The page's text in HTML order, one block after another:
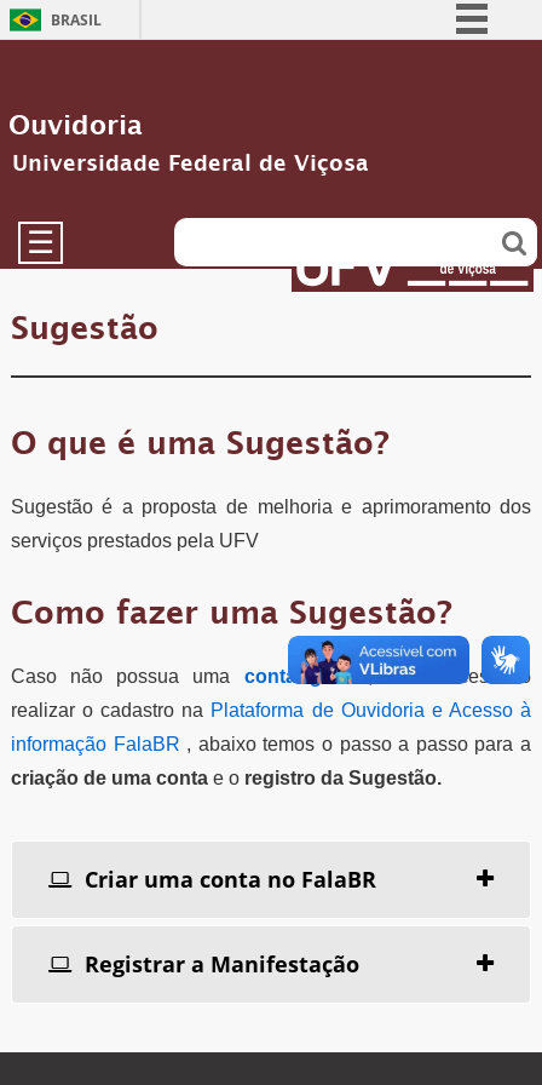
BRASIL
Acesso à informação
Legislação
Ouvidoria
Universidade Federal de Viçosa
☰
Sugestão
O que é uma Sugestão?
Sugestão é a proposta de melhoria e aprimoramento dos
serviços prestados pela UFV
Como fazer uma Sugestão?
Caso não possua uma conta gov.br, será necessário
realizar o cadastro na Plataforma de Ouvidoria e Acesso à
informação FalaBR , abaixo temos o passo a passo para a
criação de uma contae oregistro da Sugestão.
Criar uma conta no FalaBR
Registrar a Manifestação